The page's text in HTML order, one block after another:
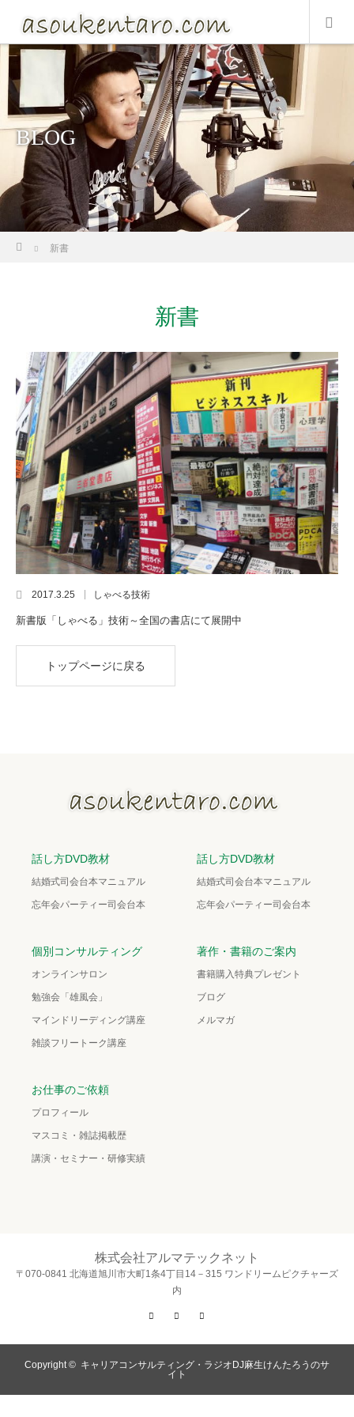
BLOG
ホーム
新書
新書
2017.3.25 しゃべる技術
新書版「しゃべる」技術～全国の書店にて展開中
トップページに戻る
話し方DVD教材
結婚式司会台本マニュアル
忘年会パーティー司会台本
話し方DVD教材
結婚式司会台本マニュアル
忘年会パーティー司会台本
個別コンサルティング
オンラインサロン
勉強会「雄風会」
マインドリーディング講座
雑談フリートーク講座
著作・書籍のご案内
書籍購入特典プレゼント
ブログ
メルマガ
お仕事のご依頼
プロフィール
マスコミ・雑誌掲載歴
講演・セミナー・研修実績
株式会社アルマテックネット
〒070-0841 北海道旭川市大町1条4丁目14－315 ワンドリームピクチャーズ
内
Twitter
Facebook
Copyright © キャリアコンサルティング・ラジオDJ麻生けんたろうのサ
イト